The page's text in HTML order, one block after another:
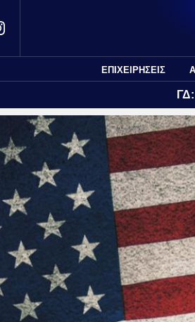
ΕΠΙΧΕΙΡΗΣΕΙΣ
ΓΔ: